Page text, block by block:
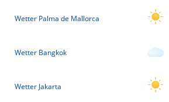
Wetter Palma de Mallorca
Wetter Bangkok
Wetter Jakarta